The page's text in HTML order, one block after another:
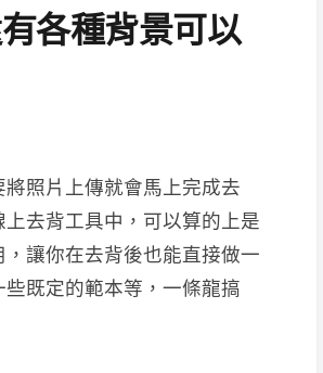
各種背景可以
照片上傳就會馬上完成去
去背工具中，可以算的上是
讓你在去背後也能直接做一
既定的範本等，一條龍搞